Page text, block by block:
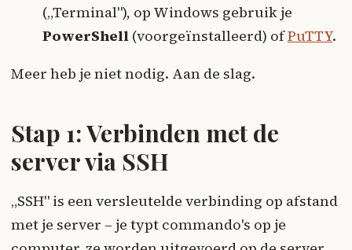
(„Terminal"), op Windows gebruik je
PowerShell (voorgeïnstalleerd) ofPuTTY.
Meer heb je niet nodig. Aan de slag.
Stap 1: Verbinden met de
server via SSH
„SSH" is een versleutelde verbinding op afstand
met je server – je typt commando's op je